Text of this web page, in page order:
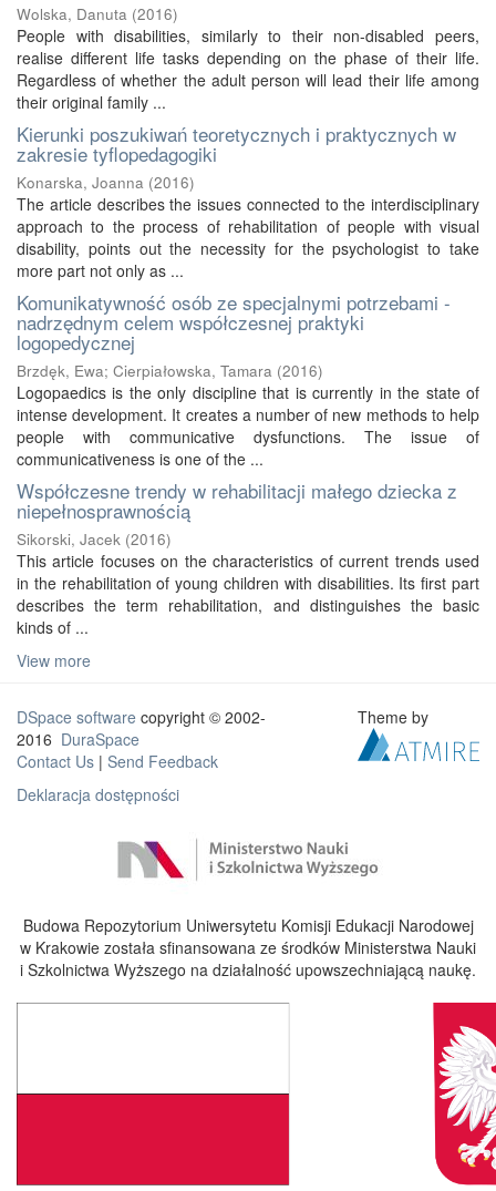
Wolska, Danuta (2016)
People with disabilities, similarly to their non-disabled peers,
realise different life tasks depending on the phase of their life.
Regardless of whether the adult person will lead their life among
their original family ...
Kierunki poszukiwań teoretycznych i praktycznych w
zakresie tyflopedagogiki
Konarska, Joanna (2016)
The article describes the issues connected to the interdisciplinary
approach to the process of rehabilitation of people with visual
disability, points out the necessity for the psychologist to take
more part not only as ...
Komunikatywność osób ze specjalnymi potrzebami -
nadrzędnym celem współczesnej praktyki
logopedycznej
Brzdęk, Ewa; Cierpiałowska, Tamara (2016)
Logopaedics is the only discipline that is currently in the state of
intense development. It creates a number of new methods to help
people with communicative dysfunctions. The issue of
communicativeness is one of the ...
Współczesne trendy w rehabilitacji małego dziecka z
niepełnosprawnością
Sikorski, Jacek (2016)
This article focuses on the characteristics of current trends used
in the rehabilitation of young children with disabilities. Its first part
describes the term rehabilitation, and distinguishes the basic
kinds of ...
View more
DSpace software copyright © 2002-
2016 DuraSpace
Contact Us | Send Feedback
Deklaracja dostępności
Theme by
Budowa Repozytorium Uniwersytetu Komisji Edukacji Narodowej
w Krakowie została sfinansowana ze środków Ministerstwa Nauki
i Szkolnictwa Wyższego na działalność upowszechniającą naukę.